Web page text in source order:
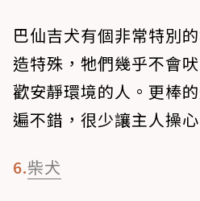
巴仙吉犬有個非常特別
造特殊，牠們幾乎不會
歡安靜環境的人。更棒
遍不錯，很少讓主人操心
6.柴犬